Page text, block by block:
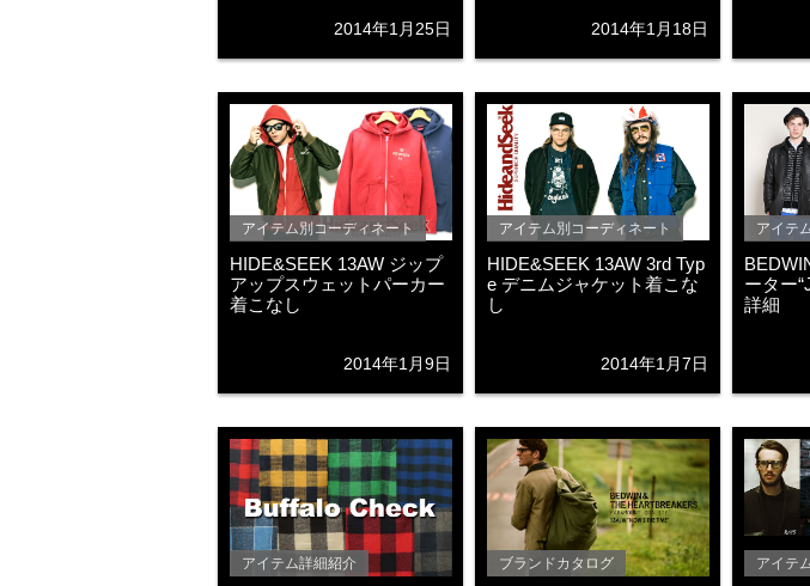
2014年1月25日 2014年1月18日
アイテム別コーディネート
HIDE&SEEK 13AW ジップ
アップスウェットパーカー
着こなし
2014年1月9日
アイテム別コーディネート
HIDE&SEEK 13AW 3rd Typ
e デニムジャケット着こな
し
2014年1月7日
アイテ
ーター
詳細
アイテム詳細紹介 ブランドカタログ アイテ